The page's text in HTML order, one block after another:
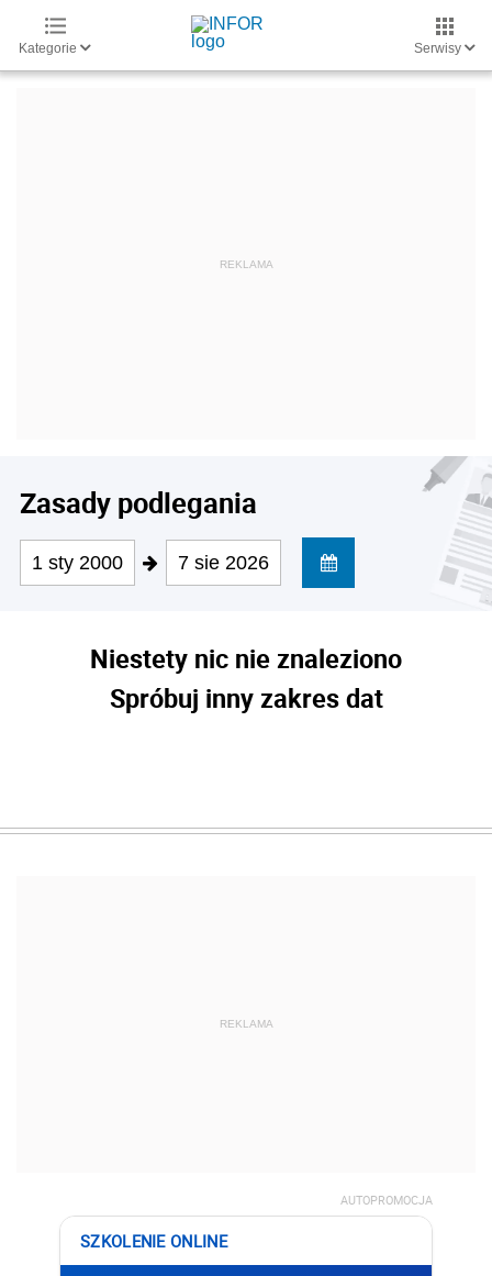
Kategorie Serwisy
Zasady podlegania
1 sty 2000 7 sie 2026
Niestety nic nie znaleziono
Spróbuj inny zakres dat
REKLAMA
AUTOPROMOCJA
SZKOLENIE ONLINE